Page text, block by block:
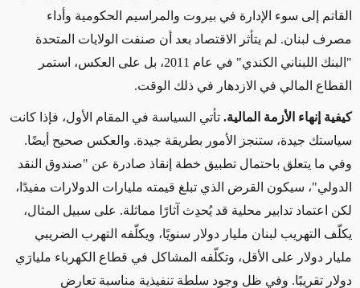
القاتم إلى سوء الإدارة في بيروت والمراسيم الحكومية وأداء
مصرف لبنان. لم يتأثر الاقتصاد بعد أن صنفت الولايات المتحدة
"البنك اللبناني الكندي" في عام 2011، بل على العكس، استمر
القطاع المالي في الازدهار في ذلك الوقت.
كيفية إنهاء الأزمة المالية.تأتي السياسة في المقام الأول، فإذا كانت
سياستك جيدة، ستنجز الأمور بطريقة جيدة. والعكس صحيح أيضًا.
وفي ما يتعلق باحتمال تطبيق خطة إنقاذ صادرة عن "صندوق النقد
الدولي"، سيكون القرض الذي تبلغ قيمته مليارات الدولارات مفيدًا،
لكن اعتماد تدابير محلية قد يُحدِث آثارًا مماثلة. على سبيل المثال،
يكلّف التهريب لبنان مليار دولار سنويًا، ويكلّفه التهرب الضريبي
مليار دولار على الأقل، وتكلّفه المشاكل في قطاع الكهرباء مليارَي
دولار تقريبًا. وفي ظل وجود سلطة تنفيذية مناسبة تعارض